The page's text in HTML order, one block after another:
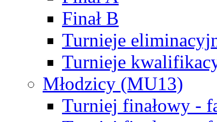
Finał B
Turnieje
Turnieje
Młodzicy (MU13)
Turniej finałowy -